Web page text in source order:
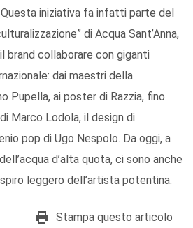
iniziativa fa infatti parte del
di Acqua Sant’Anna,
brand collaborare con giganti
dai maestri della
Pupella, ai poster di Razzia, fino
Marco Lodola, il design di
pop di Ugo Nespolo. Da oggi, a
d’alta quota, ci sono anche
leggero dell’artista potentina.
Stampa questo articolo